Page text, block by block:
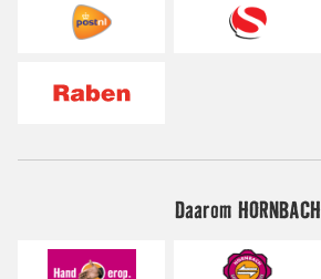
Daarom HORNBACH